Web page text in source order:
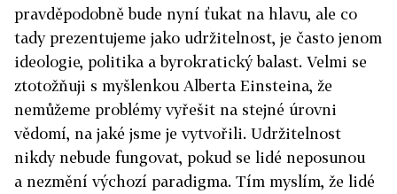
pravděpodobně bude nyní ťukat na hlavu, ale co
tady prezentujeme jako udržitelnost, je často jenom
ideologie, politika a byrokratický balast. Velmi se
ztotožňuji s myšlenkou Alberta Einsteina, že
nemůžeme problémy vyřešit na stejné úrovni
vědomí, na jaké jsme je vytvořili. Udržitelnost
nikdy nebude fungovat, pokud se lidé neposunou
a nezmění výchozí paradigma. Tím myslím, že lidé